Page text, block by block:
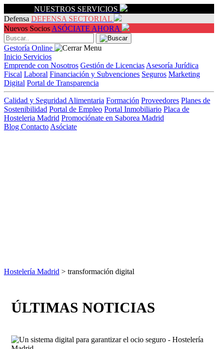
NUESTROS SERVICIOS
Defensa DEFENSA SECTORIAL
Nuevos Socios ASÓCIATE AHORA
Gestoría Online
Inicio Servicios
Emprende con Nosotros Gestión de Licencias Asesoría Jurídica
Fiscal Laboral Financiación y Subvenciones Seguros Marketing
Digital Portal de Transparencia
Calidad y Seguridad Alimentaria Formación Proveedores Planes de
Sostenibilidad Portal de Empleo Portal Inmobiliario Placa de
Hosteleria Madrid Promociónate en Saborea Madrid
Blog Contacto Asóciate
Hostelería Madrid > transformación digital
ÚLTIMAS NOTICIAS